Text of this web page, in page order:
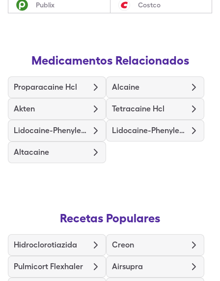
Publix Costco
Medicamentos Relacionados
Proparacaine Hcl Alcaine
Akten Tetracaine Hcl
Lidocaine-Phenylephrine-Bss Lidocaine-Phenylephrine
Altacaine
Recetas Populares
Hidroclorotiazida Creon
Pulmicort Flexhaler Airsupra